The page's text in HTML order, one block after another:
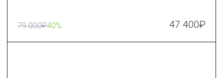
79 000₽40% 47 400₽